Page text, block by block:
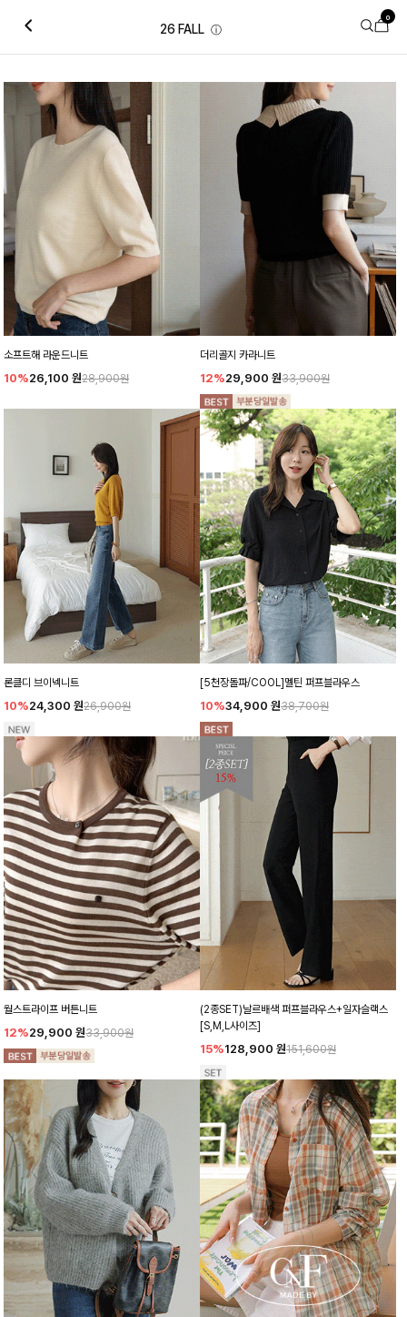
26 FALL ⓘ
0
소프트해 라운드니트
10%26,100 원28,900원
더리골지 카라니트
12%29,900 원33,900원
론클디 브이넥니트
10%24,300 원26,900원
[5천장돌파/COOL]멜틴 퍼프블라우스
10%34,900 원38,700원
월스트라이프 버튼니트
12%29,900 원33,900원
(2종SET)날르배색 퍼프블라우스+일자슬랙스
[S,M,L사이즈]
15%128,900 원151,600원